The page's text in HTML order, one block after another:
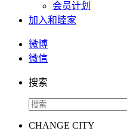
会员计划
加入和睦家
微博
微信
搜索
CHANGE CITY